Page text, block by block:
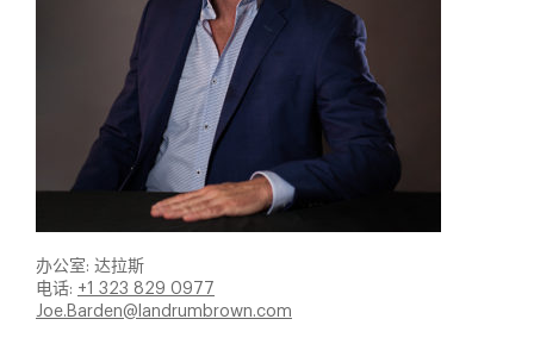
办公室: 达拉斯
电话: +1 323 829 0977
Joe.Barden@landrumbrown.com